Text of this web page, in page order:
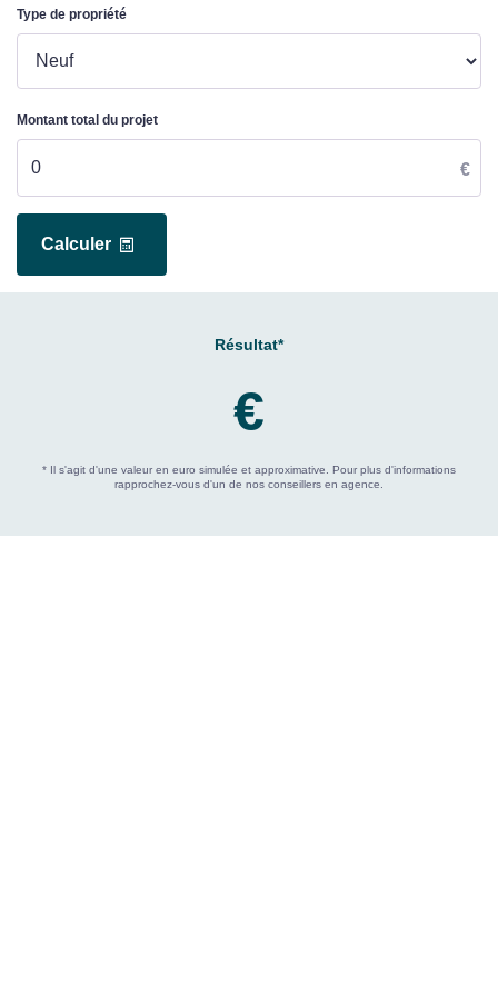
Type de propriété
Montant total du projet
€
Calculer
Résultat*
€
* Il s'agit d'une valeur en euro simulée et approximative. Pour plus d'informations
rapprochez-vous d'un de nos conseillers en agence.